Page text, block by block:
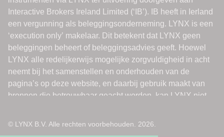
© LYNX B.V. Alle rechten voorbehouden. 2026.